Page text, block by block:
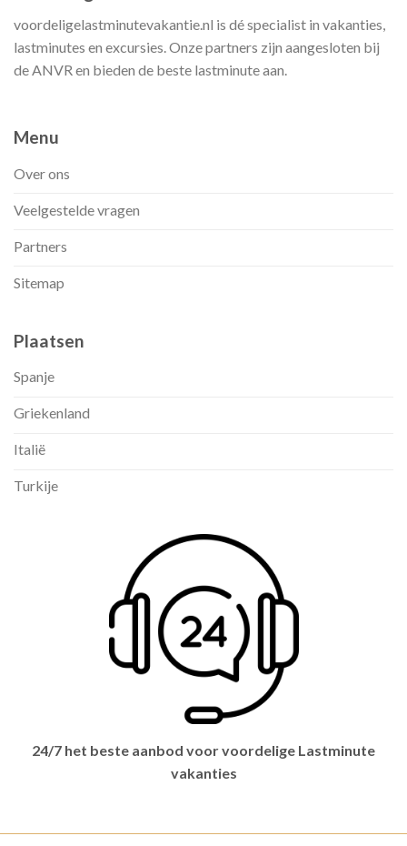
voordeligelastminutevakantie.nl is dé specialist in vakanties,
lastminutes en excursies. Onze partners zijn aangesloten bij
de ANVR en bieden de beste lastminute aan.
Menu
Over ons
Veelgestelde vragen
Partners
Sitemap
Plaatsen
Spanje
Griekenland
Italië
Turkije
24/7 het beste aanbod voor voordelige Lastminute
vakanties